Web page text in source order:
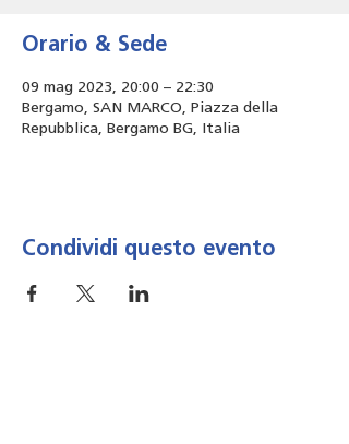
Orario & Sede
09 mag 2023, 20:00 – 22:30
Bergamo, SAN MARCO, Piazza della
Repubblica, Bergamo BG, Italia
Condividi questo evento